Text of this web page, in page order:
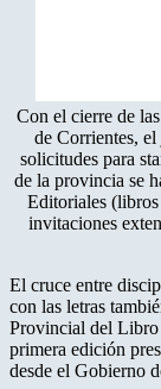
Con el cierre de
de Corrientes,
solicitudes para
de la provincia se
Editoriales
invitaciones
El cruce entre
con las letras
Provincial del Libro
primera edición
desde el Gobierno